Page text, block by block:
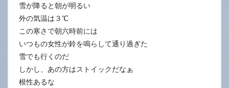
雪が降ると朝が明るい
外の気温は３℃
この寒さで朝六時前には
いつもの女性が鈴を鳴らして通り過ぎた
雪でも行くのだ
しかし、あの方はストイックだなぁ
根性あるな